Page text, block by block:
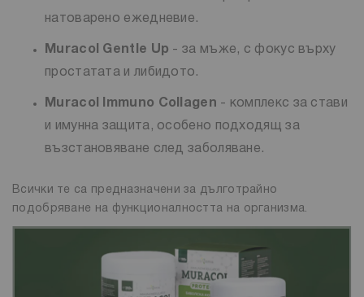
натоварено ежедневие.
Muracol Gentle Up - за мъже, с фокус върху
простатата и либидото.
Muracol Immuno Collagen - комплекс за стави
и имунна защита, особено подходящ за
възстановяване след заболяване.
Всички те са предназначени за дълготрайно
подобряване на функционалността на организма.